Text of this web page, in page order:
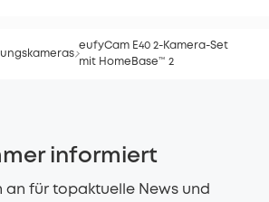
eufyCam E40 2-Kamera-Set
mit HomeBase™ 2
informiert
an für topaktuelle News und